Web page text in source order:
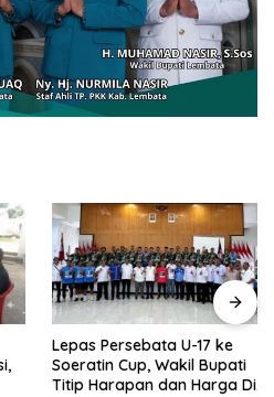
Lepas Persebata U-17 ke
Soeratin Cup, Wakil Bupati
Titip Harapan dan Harga Diri